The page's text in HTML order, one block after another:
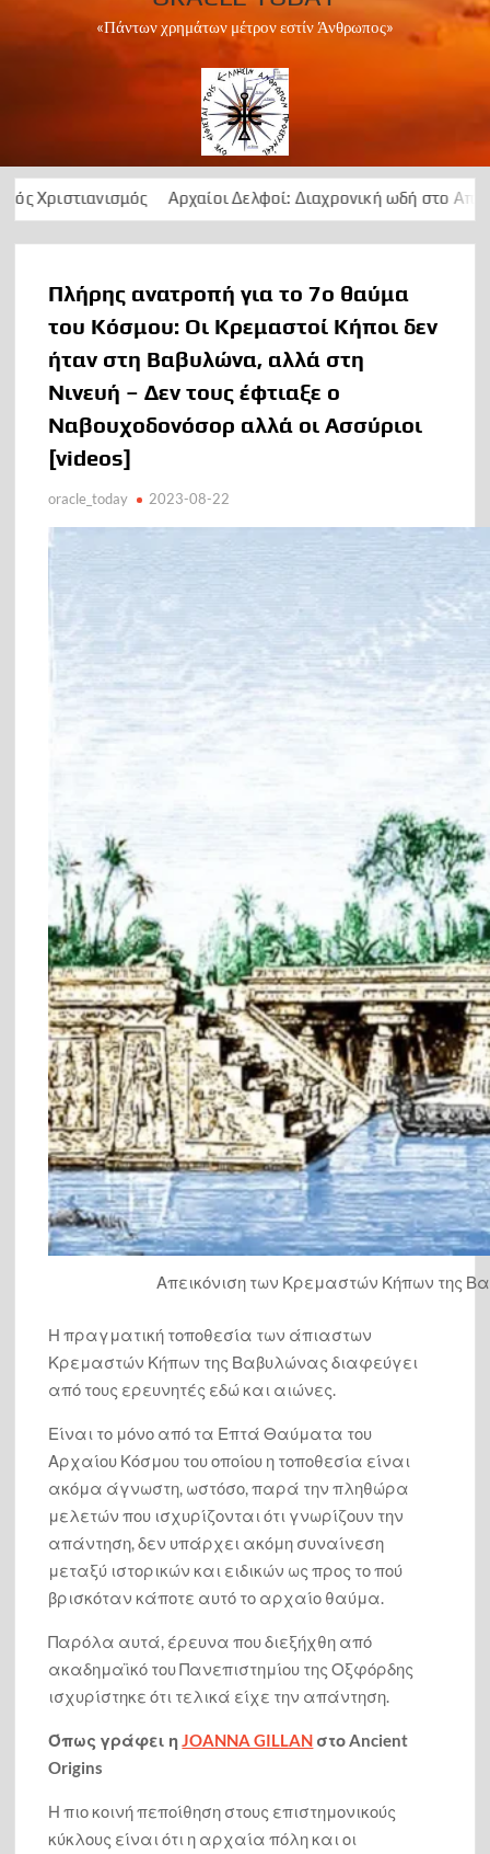
«Πάντων χρημάτων μέτρον εστίν Άνθρωπος»
Αρχαίοι Δελφοί: Διαχρονική ωδή στο Απολλώνειο φως
Πλήρης ανατροπή για το 7ο θαύμα
του Κόσμου: Οι Κρεμαστοί Κήποι δεν
ήταν στη Βαβυλώνα, αλλά στη
Νινευή – Δεν τους έφτιαξε ο
Ναβουχοδονόσορ αλλά οι Ασσύριοι
[videos]
oracle_today 2023-08-22
Απεικόνιση των Κρεμαστών Κήπων της
Η πραγματική τοποθεσία των άπιαστων
Κρεμαστών Κήπων της Βαβυλώνας διαφεύγει
από τους ερευνητές εδώ και αιώνες.
Είναι το μόνο από τα Επτά Θαύματα του
Αρχαίου Κόσμου του οποίου η τοποθεσία είναι
ακόμα άγνωστη, ωστόσο, παρά την πληθώρα
μελετών που ισχυρίζονται ότι γνωρίζουν την
απάντηση, δεν υπάρχει ακόμη συναίνεση
μεταξύ ιστορικών και ειδικών ως προς το πού
βρισκόταν κάποτε αυτό το αρχαίο θαύμα.
Παρόλα αυτά, έρευνα που διεξήχθη από
ακαδημαϊκό του Πανεπιστημίου της Οξφόρδης
ισχυρίστηκε ότι τελικά είχε την απάντηση.
Όπως γράφει ηJOANNA GILLAN στο Ancient
Origins
Η πιο κοινή πεποίθηση στους επιστημονικούς
κύκλους είναι ότι η αρχαία πόλη και οι